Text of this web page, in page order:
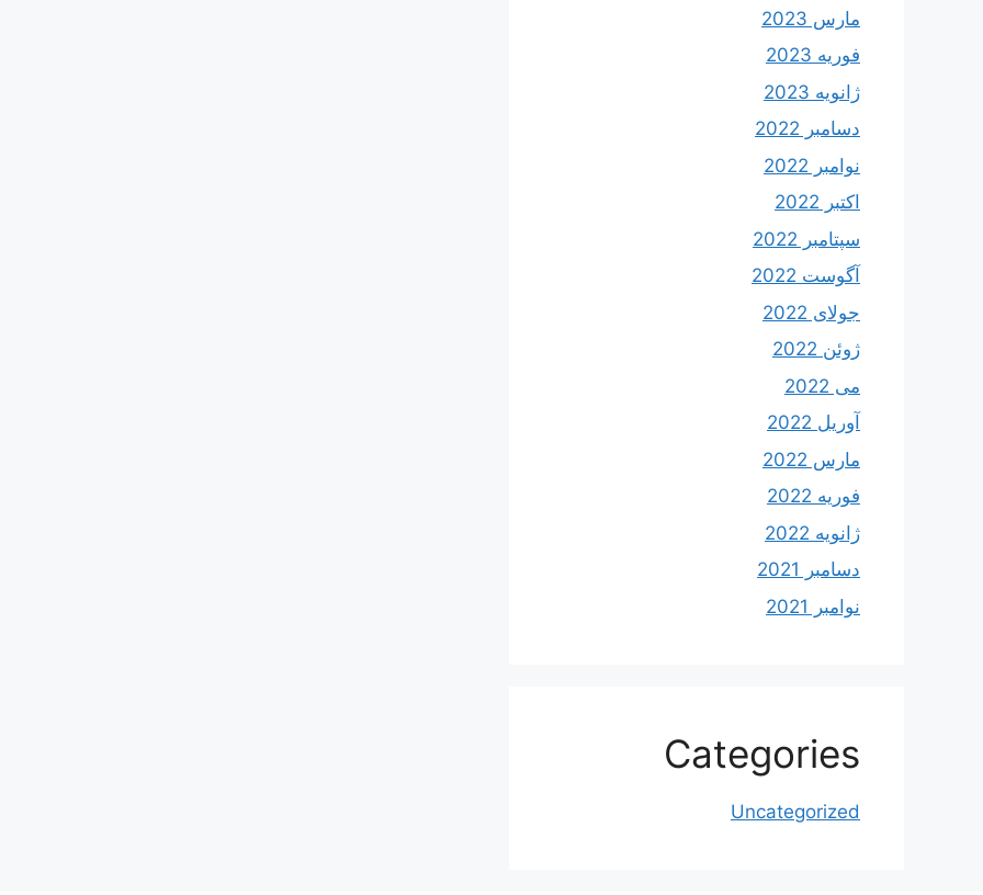
مارس 2023
فوریه 2023
ژانویه 2023
دسامبر 2022
نوامبر 2022
اکتبر 2022
سپتامبر 2022
آگوست 2022
جولای 2022
ژوئن 2022
می 2022
آوریل 2022
مارس 2022
فوریه 2022
ژانویه 2022
دسامبر 2021
نوامبر 2021
Categories
Uncategorized